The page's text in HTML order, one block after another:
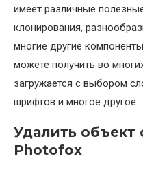
имеет различные
клонирования,
многие другие
можете получить во
загружается с выбором
шрифтов и многое другое.
Удалить
Photofox